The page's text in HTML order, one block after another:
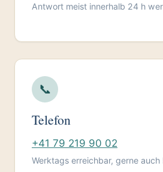
Antwort meist innerhalb 24 h
📞
Telefon
+41 79 219 90 02
Werktags erreichbar, gerne